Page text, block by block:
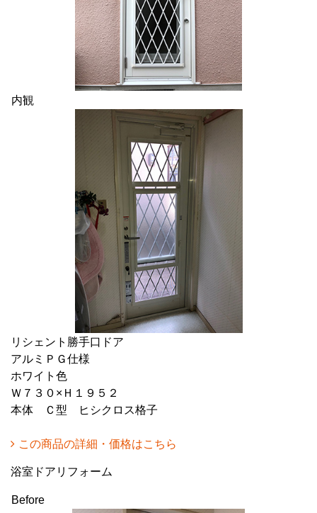
内観
リシェント勝手口ドア
アルミＰＧ仕様
ホワイト色
Ｗ７３０×Ｈ１９５２
本体 Ｃ型 ヒシクロス格子
この商品の詳細・価格はこちら
浴室ドアリフォーム
Before